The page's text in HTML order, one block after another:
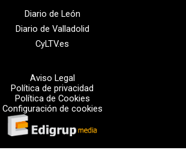
Diario de León
Diario de Valladolid
CyLTV.es
Aviso Legal
Política de privacidad
Política de Cookies
Configuración de cookies